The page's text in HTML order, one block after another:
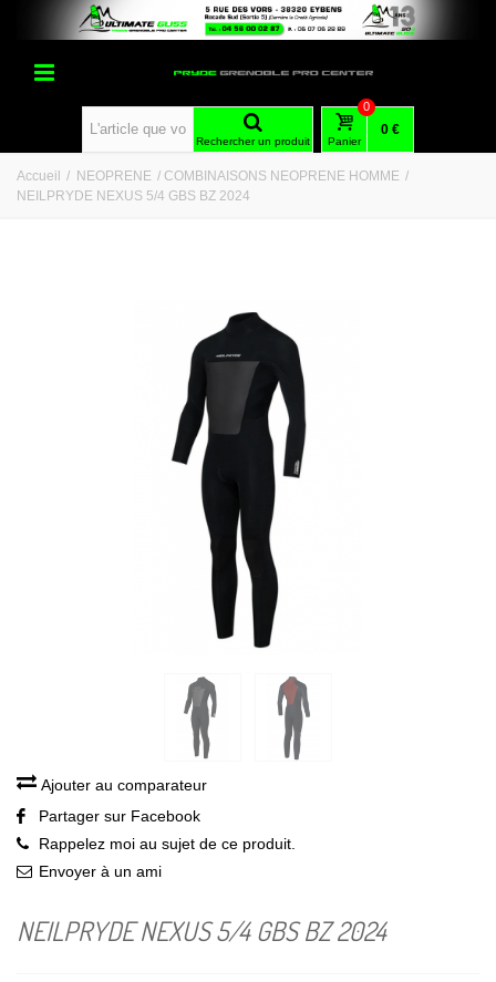
Rechercher un produit Panier
0
0 €
Accueil / NEOPRENE / COMBINAISONS NEOPRENE HOMME /
NEILPRYDE NEXUS 5/4 GBS BZ 2024
Ajouter au comparateur
Partager sur Facebook
Rappelez moi au sujet de ce produit.
Envoyer à un ami
NEILPRYDE NEXUS 5/4 GBS BZ 2024